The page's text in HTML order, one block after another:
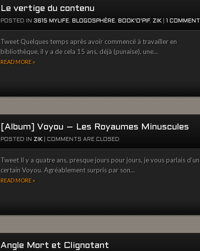
Le vertige du contenu
POSTED IN 3615 MYLIFE, BLOGOSPHÈRE, BOOK'O'PIF, ZIK 1 COMMENT
Tweet Quelques temps après avoir commencé à travailler en
bibliothèque, il y a de cela 15 ans, déjà (punaise), une...
READ MORE »
[Album] Voyou – Les Royaumes Minuscules
POSTED IN ZIK COMMENTS ARE CLOSED
Tweet Il y a quatre ans, presque jours pour jours, je vous parlais d’un
certain Voyou. Agréablement surpris par son...
READ MORE »
Angle Mort et Clignotant